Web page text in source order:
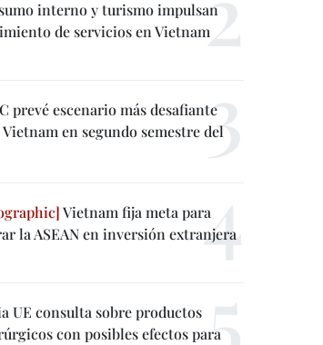
interno y turismo impulsan
de servicios en Vietnam
prevé escenario más desafiante
Vietnam en segundo semestre del
Vietnam fija meta para
la ASEAN en inversión extranjera
UE consulta sobre productos
con posibles efectos para